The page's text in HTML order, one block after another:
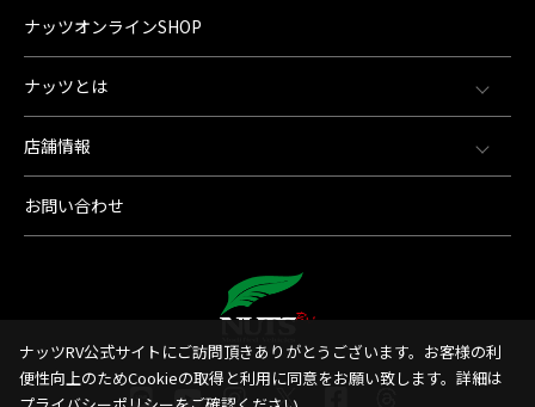
ナッツオンラインSHOP
ナッツとは
店舗情報
お問い合わせ
ナッツRV公式サイトにご訪問頂きありがとうございます。お客様の利
便性向上のためCookieの取得と利用に同意をお願い致します。詳細は